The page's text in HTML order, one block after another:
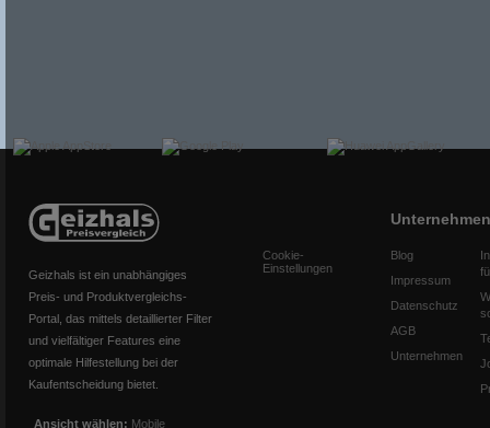
Geizhals ist ein unabhängiges
Preis- und Produktvergleichs-
Portal, das mittels detaillierter Filter
und vielfältiger Features eine
optimale Hilfestellung bei der
Kaufentscheidung bietet.
Ansicht wählen: Mobile
Cookie-
Einstellungen
Unternehmen
Blog
Impressum
Datenschutz
AGB
Unternehmen